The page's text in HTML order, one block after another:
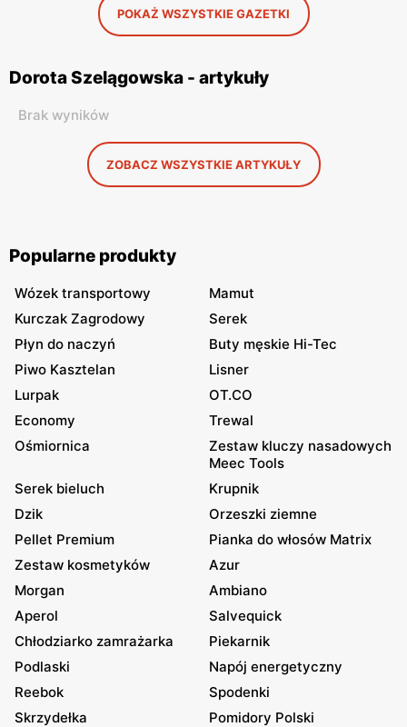
POKAŻ WSZYSTKIE GAZETKI
Dorota Szelągowska - artykuły
Brak wyników
ZOBACZ WSZYSTKIE ARTYKUŁY
Popularne produkty
Wózek transportowy
Mamut
Kurczak Zagrodowy
Serek
Płyn do naczyń
Buty męskie Hi-Tec
Piwo Kasztelan
Lisner
Lurpak
OT.CO
Economy
Trewal
Ośmiornica
Zestaw kluczy nasadowych
Meec Tools
Serek bieluch
Krupnik
Dzik
Orzeszki ziemne
Pellet Premium
Pianka do włosów Matrix
Zestaw kosmetyków
Azur
Morgan
Ambiano
Aperol
Salvequick
Chłodziarko zamrażarka
Piekarnik
Podlaski
Napój energetyczny
Reebok
Spodenki
Skrzydełka
Pomidory Polski